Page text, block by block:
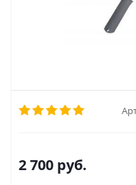
2 700 руб.